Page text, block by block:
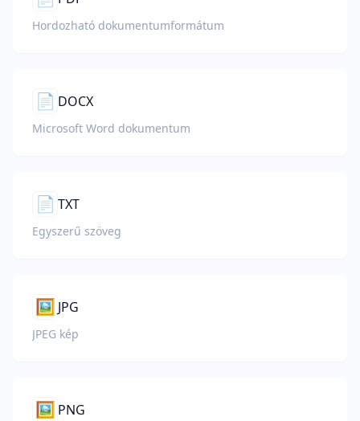
Hordozható dokumentumformátum
📄 DOCX
Microsoft Word dokumentum
📄 TXT
Egyszerű szöveg
🖼️ JPG
JPEG kép
🖼️ PNG